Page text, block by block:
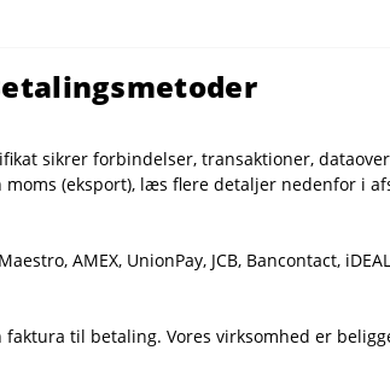
sikrer forbindelser, transaktioner,
(eksport), læs flere detaljer nedenfor i
AMEX, UnionPay, JCB, Bancontact,
til betaling. Vores virksomhed er